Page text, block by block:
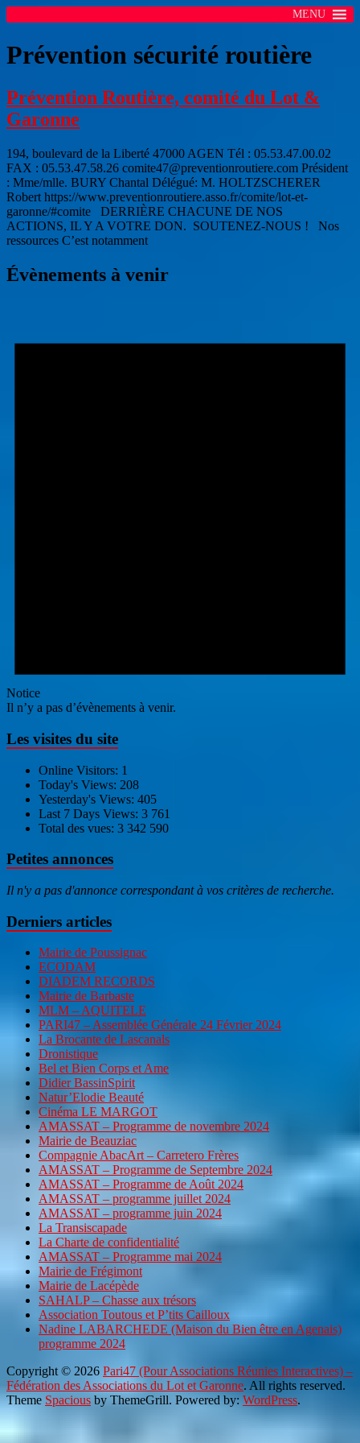
MENU
Prévention sécurité routière
Prévention Routière, comité du Lot &
Garonne
194, boulevard de la Liberté 47000 AGEN Tél : 05.53.47.00.02
FAX : 05.53.47.58.26 comite47@preventionroutiere.com Président
: Mme/mlle. BURY Chantal Délégué: M. HOLTZSCHERER
Robert https://www.preventionroutiere.asso.fr/comite/lot-et-
garonne/#comite DERRIÈRE CHACUNE DE NOS
ACTIONS, IL Y A VOTRE DON. SOUTENEZ-NOUS ! Nos
ressources C’est notamment
Évènements à venir
Notice
Il n’y a pas d’évènements à venir.
Les visites du site
Online Visitors: 1
Today's Views: 208
Yesterday's Views: 405
Last 7 Days Views: 3 761
Total des vues: 3 342 590
Petites annonces
Il n'y a pas d'annonce correspondant à vos critères de recherche.
Derniers articles
Mairie de Poussignac
ECODAM
DIADEM RECORDS
Mairie de Barbaste
MLM – AQUITELE
PARI47 – Assemblée Générale 24 Février 2024
La Brocante de Lascanals
Dronistique
Bel et Bien Corps et Ame
Didier BassinSpirit
Natur’Elodie Beauté
Cinéma LE MARGOT
AMASSAT – Programme de novembre 2024
Mairie de Beauziac
Compagnie AbacArt – Carretero Frères
AMASSAT – Programme de Septembre 2024
AMASSAT – Programme de Août 2024
AMASSAT – programme juillet 2024
AMASSAT – programme juin 2024
La Transiscapade
La Charte de confidentialité
AMASSAT – Programme mai 2024
Mairie de Frégimont
Mairie de Lacépède
SAHALP – Chasse aux trésors
Association Toutous et P’tits Cailloux
Nadine LABARCHEDE (Maison du Bien être en Agenais)
programme 2024
Copyright © 2026 Pari47 (Pour Associations Réunies Interactives) –
Fédération des Associations du Lot et Garonne. All rights reserved.
Theme Spacious by ThemeGrill. Powered by: WordPress.